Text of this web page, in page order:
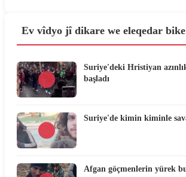
Ev vîdyo jî dikare we eleqedar bike
Suriye'deki Hristiyan
başladı
Suriye'de kimin kiminle
Afgan göçmenlerin yürek